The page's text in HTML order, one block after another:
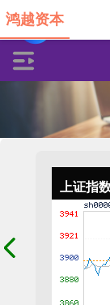
上证指
鸿越资本